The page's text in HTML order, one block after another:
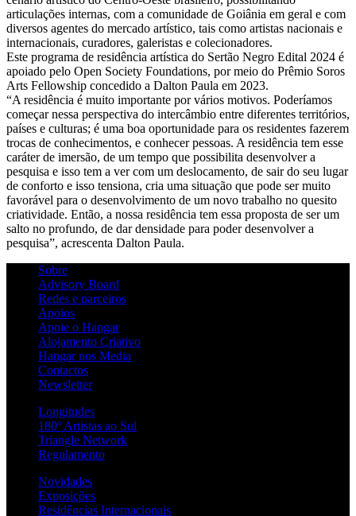
articulações internas, com a comunidade de Goiânia em geral e com
diversos agentes do mercado artístico, tais como artistas nacionais e
internacionais, curadores, galeristas e colecionadores.
Este programa de residência artística do Sertão Negro Edital 2024 é
apoiado pelo Open Society Foundations, por meio do Prêmio Soros
Arts Fellowship concedido a Dalton Paula em 2023.
“A residência é muito importante por vários motivos. Poderíamos
começar nessa perspectiva do intercâmbio entre diferentes territórios,
países e culturas; é uma boa oportunidade para os residentes fazerem
trocas de conhecimentos, e conhecer pessoas. A residência tem esse
caráter de imersão, de um tempo que possibilita desenvolver a
pesquisa e isso tem a ver com um deslocamento, de sair do seu lugar
de conforto e isso tensiona, cria uma situação que pode ser muito
favorável para o desenvolvimento de um novo trabalho no quesito
criatividade. Então, a nossa residência tem essa proposta de ser um
salto no profundo, de dar densidade para poder desenvolver a
pesquisa”, acrescenta Dalton Paula.
Sobre
Advisory Board
Redes e parceiros
Apoios
Apoie o Hangar
Alojamento Criativo
Hangar nos Media
Contactos
Newsletter
Longitudes
180º Artistas ao Sul
Triangle Network
Regulamento
Novidades
Exposições
Residências Internacionais